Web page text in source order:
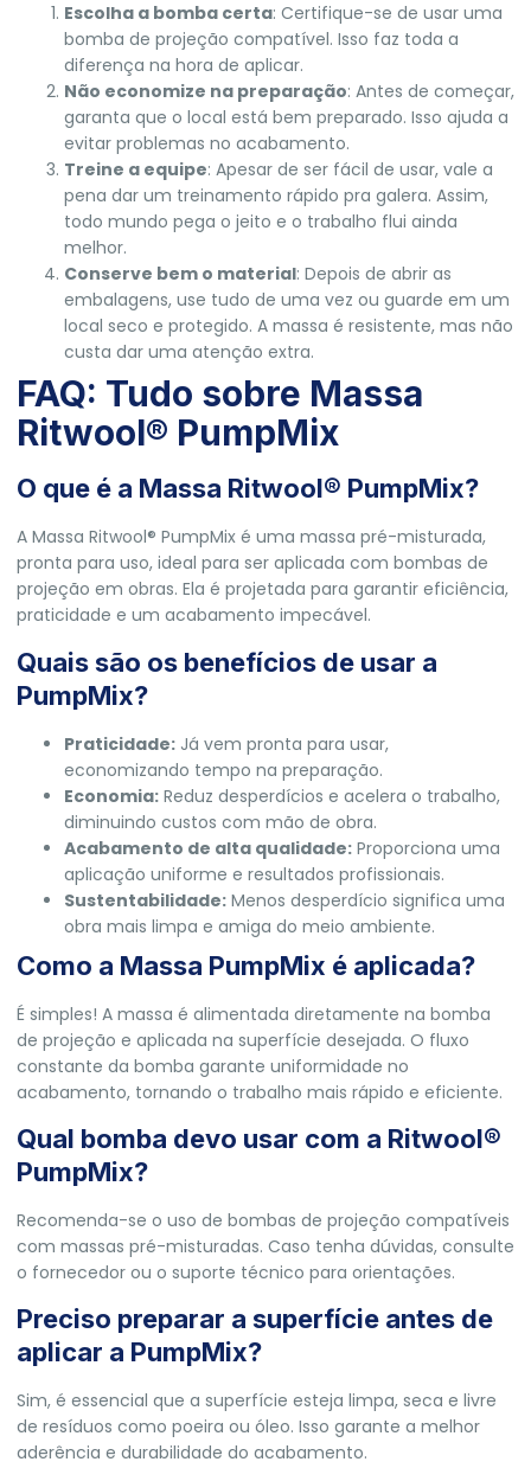
Escolha a bomba certa: Certifique-se de usar uma
bomba de projeção compatível. Isso faz toda a
diferença na hora de aplicar.
Não economize na preparação: Antes de começar,
garanta que o local está bem preparado. Isso ajuda a
evitar problemas no acabamento.
Treine a equipe: Apesar de ser fácil de usar, vale a
pena dar um treinamento rápido pra galera. Assim,
todo mundo pega o jeito e o trabalho flui ainda
melhor.
Conserve bem o material: Depois de abrir as
embalagens, use tudo de uma vez ou guarde em um
local seco e protegido. A massa é resistente, mas não
custa dar uma atenção extra.
FAQ: Tudo sobre Massa
Ritwool® PumpMix
O que é a Massa Ritwool® PumpMix?
A Massa Ritwool® PumpMix é uma massa pré-misturada,
pronta para uso, ideal para ser aplicada com bombas de
projeção em obras. Ela é projetada para garantir eficiência,
praticidade e um acabamento impecável.
Quais são os benefícios de usar a
PumpMix?
Praticidade: Já vem pronta para usar,
economizando tempo na preparação.
Economia: Reduz desperdícios e acelera o trabalho,
diminuindo custos com mão de obra.
Acabamento de alta qualidade: Proporciona uma
aplicação uniforme e resultados profissionais.
Sustentabilidade: Menos desperdício significa uma
obra mais limpa e amiga do meio ambiente.
Como a Massa PumpMix é aplicada?
É simples! A massa é alimentada diretamente na bomba
de projeção e aplicada na superfície desejada. O fluxo
constante da bomba garante uniformidade no
acabamento, tornando o trabalho mais rápido e eficiente.
Qual bomba devo usar com a Ritwool®
PumpMix?
Recomenda-se o uso de bombas de projeção compatíveis
com massas pré-misturadas. Caso tenha dúvidas, consulte
o fornecedor ou o suporte técnico para orientações.
Preciso preparar a superfície antes de
aplicar a PumpMix?
Sim, é essencial que a superfície esteja limpa, seca e livre
de resíduos como poeira ou óleo. Isso garante a melhor
aderência e durabilidade do acabamento.